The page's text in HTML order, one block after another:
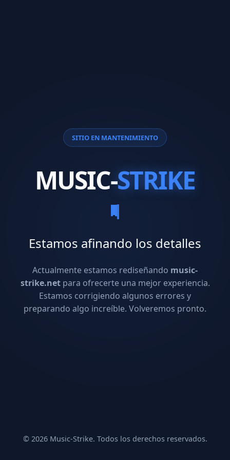
SITIO EN MANTENIMIENTO
MUSIC-STRIKE
Estamos afinando los detalles
Actualmente estamos rediseñando music-
strike.netpara ofrecerte una mejor experiencia.
Estamos corrigiendo algunos errores y
preparando algo increíble. Volveremos pronto.
© 2026 Music-Strike. Todos los derechos reservados.